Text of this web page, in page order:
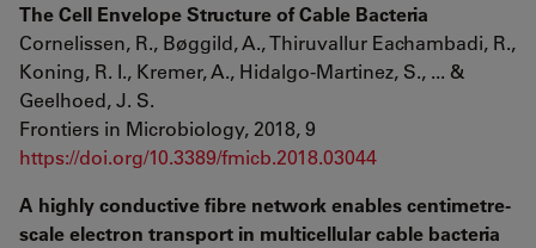
The Cell Envelope Structure of Cable Bacteria
Cornelissen, R., Bøggild, A., Thiruvallur Eachambadi, R.,
Koning, R. I., Kremer, A., Hidalgo-Martinez, S., ... &
Geelhoed, J. S.
Frontiers in Microbiology, 2018, 9
https://doi.org/10.3389/fmicb.2018.03044
A highly conductive fibre network enables centimetre-
scale electron transport in multicellular cable bacteria